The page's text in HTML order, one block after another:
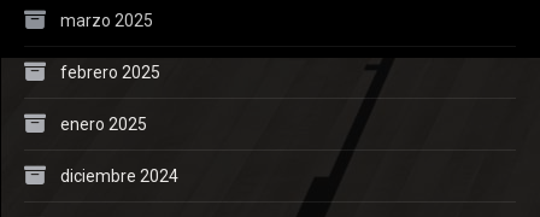
marzo 2025
febrero 2025
enero 2025
diciembre 2024